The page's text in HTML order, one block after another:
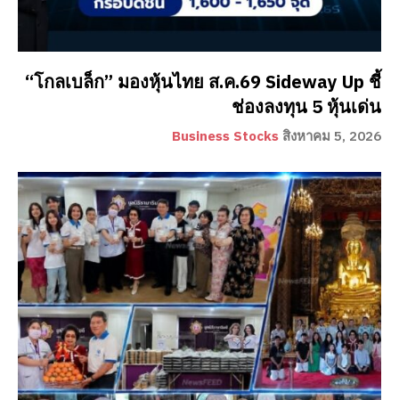
“โกลเบล็ก” มองหุ้นไทย ส.ค.69 Sideway Up ชี้
ช่องลงทุน 5 หุ้นเด่น
Business Stocks สิงหาคม 5, 2026